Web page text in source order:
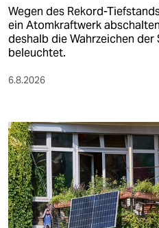
Wegen des Rekord-
ein Atomkraftwerk
deshalb die Wahrzeichen
beleuchtet.
6.8.2026